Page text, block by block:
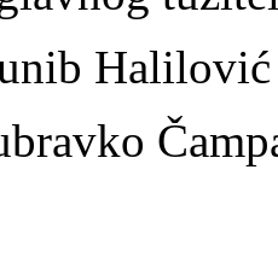
Halilović